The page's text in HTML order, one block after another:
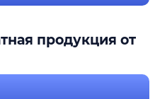
продукция от